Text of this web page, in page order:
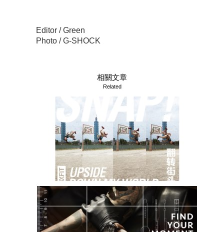
Editor / Green
Photo / G-SHOCK
相關文章
Related